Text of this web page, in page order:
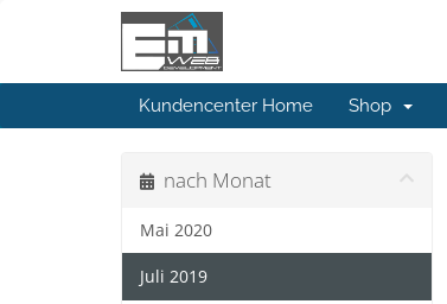
Kundencenter Home Shop
nach Monat
Mai 2020
Juli 2019